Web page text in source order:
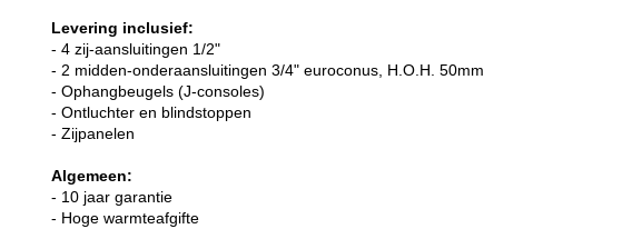
Levering inclusief:
- 4 zij-aansluitingen 1/2"
- 2 midden-onderaansluitingen 3/4" euroconus, H.O.H. 50mm
- Ophangbeugels (J-consoles)
- Ontluchter en blindstoppen
- Zijpanelen
Algemeen:
- 10 jaar garantie
- Hoge warmteafgifte